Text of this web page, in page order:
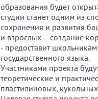
образования будет
студии станет одним из
сохранения и развития
и взрослых – создание
- предоставит
государственного языка.
Участниками проекта
теоретические и
пластилиновых,